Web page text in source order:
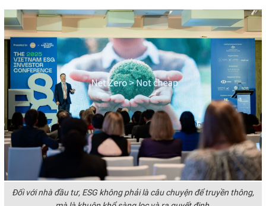
Đối với nhà đầu tư, ESG không phải là câu chuyện để truyền thông,